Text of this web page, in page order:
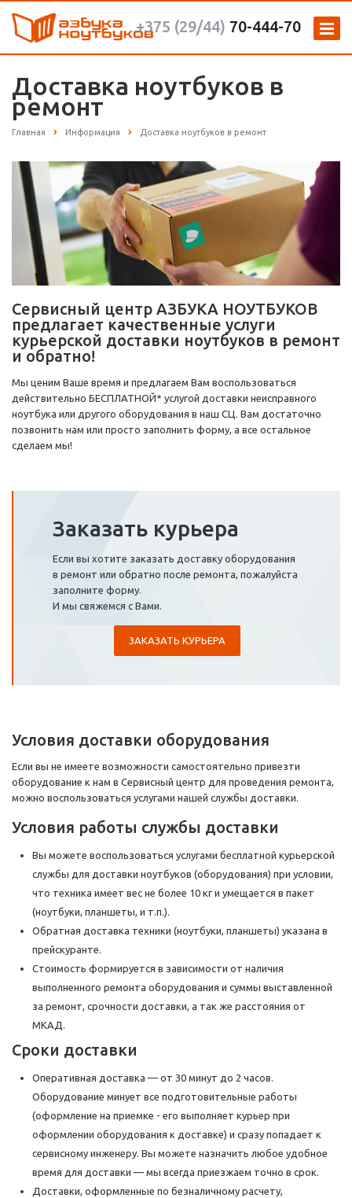
+375 (29/44) 70-444-70
Доставка ноутбуков в
ремонт
Главная Информация Доставка ноутбуков в ремонт
Сервисный центр АЗБУКА НОУТБУКОВ
предлагает качественные услуги
курьерской доставки ноутбуков в ремонт
и обратно!
Мы ценим Ваше время и предлагаем Вам воспользоваться
действительно БЕСПЛАТНОЙ* услугой доставки неисправного
ноутбука или другого оборудования в наш СЦ. Вам достаточно
позвонить нам или просто заполнить форму, а все остальное
сделаем мы!
Заказать курьера
Если вы хотите заказать доставку оборудования
в ремонт или обратно после ремонта, пожалуйста
заполните форму.
И мы свяжемся с Вами.
ЗАКАЗАТЬ КУРЬЕРА
Условия доставки оборудования
Если вы не имеете возможности самостоятельно привезти
оборудование к нам в Сервисный центр для проведения ремонта,
можно воспользоваться услугами нашей службы доставки.
Условия работы службы доставки
Вы можете воспользоваться услугами бесплатной курьерской
службы для доставки ноутбуков (оборудования) при условии,
что техника имеет вес не более 10 кг и умещается в пакет
(ноутбуки, планшеты, и т.п.).
Обратная доставка техники (ноутбуки, планшеты) указана в
прейскуранте.
Стоимость формируется в зависимости от наличия
выполненного ремонта оборудования и суммы выставленной
за ремонт, срочности доставки, а так же расстояния от
МКАД.
Сроки доставки
Оперативная доставка — от 30 минут до 2 часов.
Оборудование минует все подготовительные работы
(оформление на приемке - его выполняет курьер при
оформлении оборудования к доставке) и сразу попадает к
сервисному инженеру. Вы можете назначить любое удобное
время для доставки — мы всегда приезжаем точно в срок.
Доставки, оформленные по безналичному расчету,